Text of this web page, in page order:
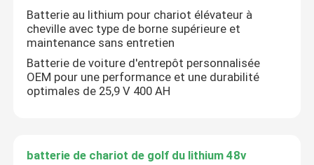
Visite d'usine
Contrôle de qualité
Batterie au lithium pour chariot élévateur à
cheville avec type de borne supérieure et
maintenance sans entretien
Batterie de voiture d'entrepôt personnalisée
OEM pour une performance et une durabilité
optimales de 25,9 V 400 AH
batterie de chariot de golf du lithium 48v